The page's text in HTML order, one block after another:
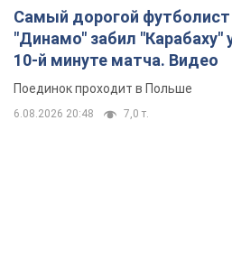
Самый дорогой футболист
"Динамо" забил "Карабаху"
10-й минуте матча. Видео
Поединок проходит в Польше
6.08.2026 20:48 7,0 т.